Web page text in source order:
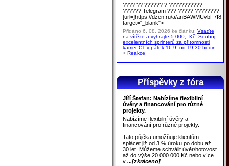
???? ?? ?????? ? ???????????
?????? Telegram ??? ????? ????????
[url=]https://dzen.ru/a/
target="_blank">
Přidáno 6. 08. 2026 ke článku: Vsaďte
na vítěze a vyhrajte 5 000,- Kč. Souboj
excelentních sprinterů za přítomnosti
kamer ČT v pátek 16.9. od 19.30 hodin.
> Reakce
Příspěvky z fóra
Jiří Štefan: Nabízíme flexibilní
úvěry a financování pro různé
projekty.
Nabízíme flexibilní úvěry a
financování pro různé projekty.
Tato půjčka umožňuje klientům
splácet již od 3 % úroku po dobu až
30 let. Můžeme schválit úvěr/hotovost
až do výše 20 000 000 Kč nebo více
v ...[zkráceno]